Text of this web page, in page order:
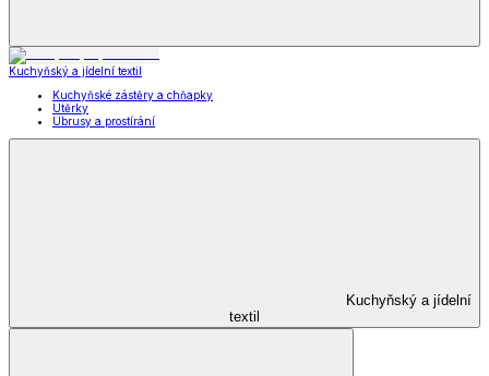
Kuchyňský a jídelní textil
Kuchyňské zástěry a chňapky
Utěrky
Ubrusy a prostírání
Kuchyňský a jídelní
textil